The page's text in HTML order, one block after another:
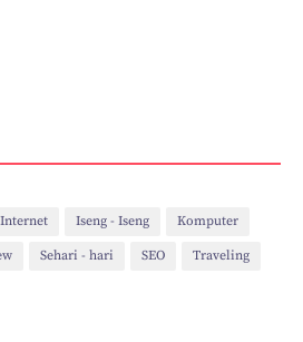
Internet Iseng - Iseng Komputer
Sehari - hari SEO Traveling